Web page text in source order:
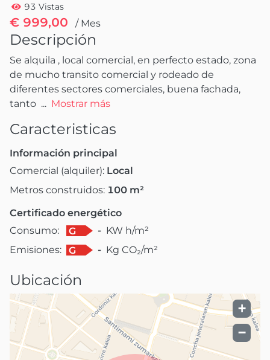
93 Vistas
€ 999,00 / Mes
Descripción
Se alquila , local comercial, en perfecto estado, zona
de mucho transito comercial y rodeado de
diferentes sectores comerciales, buena fachada,
tanto ... Mostrar más
Caracteristicas
Información principal
Comercial (alquiler): Local
Metros construidos: 100 m²
Certificado energético
Consumo:
G - KW h/m²
Emisiones:
G - Kg CO₂/m²
Ubicación
+
−